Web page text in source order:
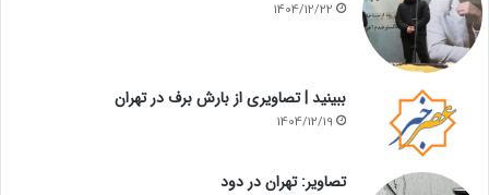
1404/12/22
ببینید | تصاویری از بارش برف در تهران
1404/12/19
تصاویر: تهران در دود